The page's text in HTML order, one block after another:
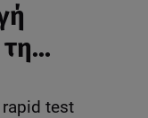
τη…
rapid test